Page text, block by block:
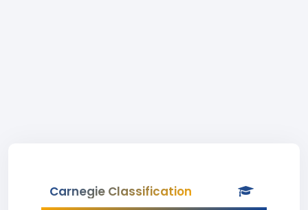
Carnegie Classification